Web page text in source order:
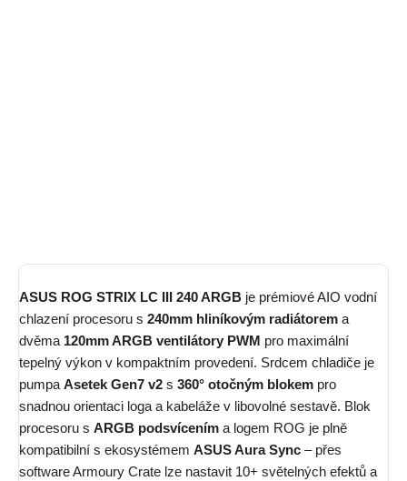
ASUS ROG STRIX LC III 240 ARGB je prémiové AIO vodní
chlazení procesoru s 240mm hliníkovým radiátorem a
dvěma 120mm ARGB ventilátory PWM pro maximální
tepelný výkon v kompaktním provedení. Srdcem chladiče je
pumpaAsetek Gen7 v2 s 360° otočným blokem pro
snadnou orientaci loga a kabeláže v libovolné sestavě. Blok
procesoru s ARGB podsvícením a logem ROG je plně
kompatibilní s ekosystémem ASUS Aura Sync – přes
software Armoury Crate lze nastavit 10+ světelných efektů a